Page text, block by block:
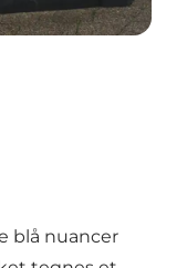
blå nuancer